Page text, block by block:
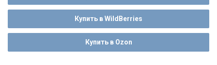
Купить в WildBerries
Купить в Ozon